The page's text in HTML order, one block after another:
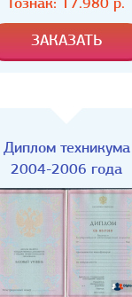
Диплом техникума
2004-2006 года